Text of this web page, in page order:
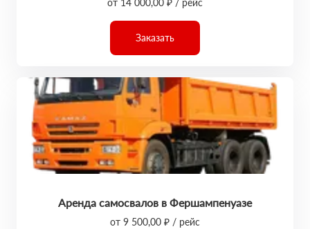
от 14 000,00 ₽ / рейс
Заказать
Аренда самосвалов в Фершампенуазе
от 9 500,00 ₽ / рейс